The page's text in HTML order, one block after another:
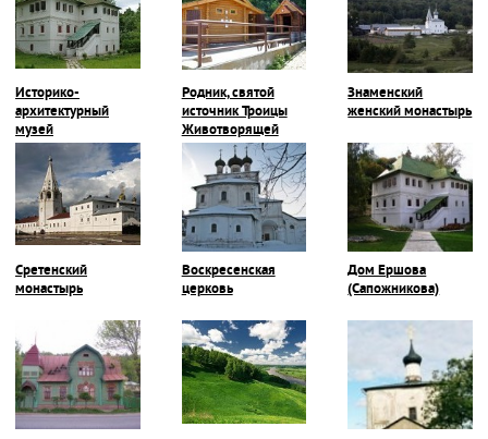
Историко-
архитектурный
музей
Родник, святой
источник Троицы
Животворящей
Знаменский
женский монастырь
Сретенский
монастырь
Воскресенская
церковь
Дом Ершова
(Сапожникова)